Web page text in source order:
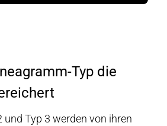
Typ die
und Typ 3 werden von ihren